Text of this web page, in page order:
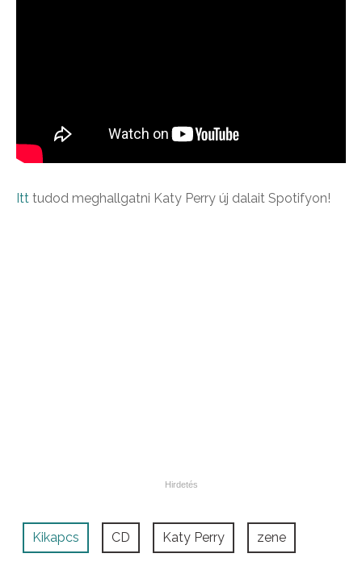
Itt tudod meghallgatni Katy Perry új dalait Spotifyon!
Kikapcs CD Katy Perry zene